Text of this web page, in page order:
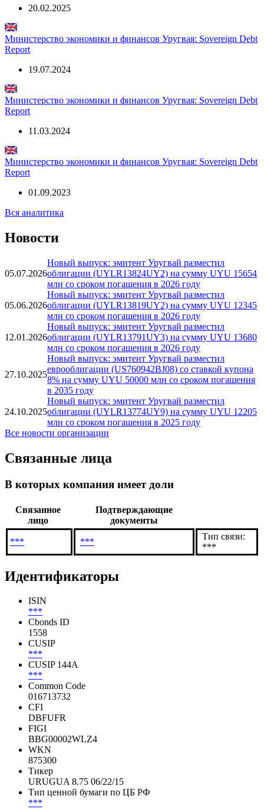
20.02.2025
Министерство экономики и финансов Уругвая: Sovereign Debt
Report
19.07.2024
Министерство экономики и финансов Уругвая: Sovereign Debt
Report
11.03.2024
Министерство экономики и финансов Уругвая: Sovereign Debt
Report
01.09.2023
Вся аналитика
Новости
05.07.2026
Новый выпуск: эмитент Уругвай разместил
облигации (UYLR13824UY2) на сумму UYU 15654
млн со сроком погашения в 2026 году
05.06.2026
Новый выпуск: эмитент Уругвай разместил
облигации (UYLR13819UY2) на сумму UYU 12345
млн со сроком погашения в 2026 году
12.01.2026
Новый выпуск: эмитент Уругвай разместил
облигации (UYLR13791UY3) на сумму UYU 13680
млн со сроком погашения в 2026 году
27.10.2025
Новый выпуск: эмитент Уругвай разместил
еврооблигации (US760942BJ08) со ставкой купона
8% на сумму UYU 50000 млн со сроком погашения
в 2035 году
24.10.2025
Новый выпуск: эмитент Уругвай разместил
облигации (UYLR13774UY9) на сумму UYU 12205
млн со сроком погашения в 2025 году
Все новости организации
Связанные лица
В которых компания имеет доли
Связанное
лицо
Подтверждающие
документы
*** ***
Тип связи:
***
Идентификаторы
ISIN
***
Cbonds ID
1558
CUSIP
***
CUSIP 144A
***
Common Code
016713732
CFI
DBFUFR
FIGI
BBG00002WLZ4
WKN
875300
Тикер
URUGUA 8.75 06/22/15
Тип ценной бумаги по ЦБ РФ
***